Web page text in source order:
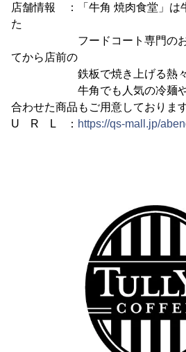
店舗情報 ：「牛角 焼肉食堂」は
た
フードコート専門のお店
てから店前の
鉄板で焼き上げる熱々の
牛角でも人気の冷麺や石
合わせた商品もご用意しております
U R L ： https://qs-mall.jp/